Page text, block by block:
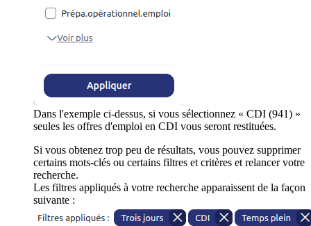
Dans l'exemple ci-dessus, si vous sélectionnez « CDI (941) »
seules les offres d'emploi en CDI vous seront restituées.
Si vous obtenez trop peu de résultats, vous pouvez supprimer
certains mots-clés ou certains filtres et critères et relancer votre
recherche.
Les filtres appliqués à votre recherche apparaissent de la façon
suivante :